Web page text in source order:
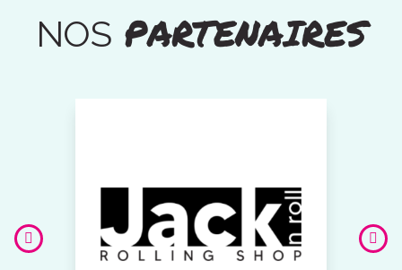
NOSPARTENAIRES